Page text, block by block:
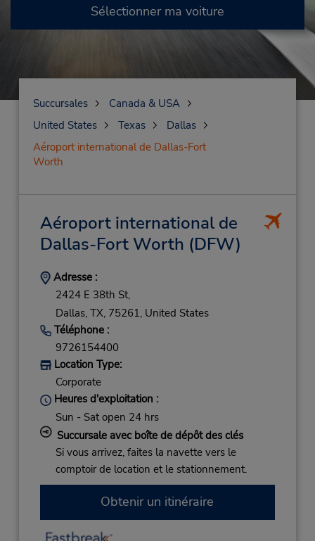
Sélectionner ma voiture
Succursales
Canada & USA
United States
Texas
Dallas
Aéroport international de Dallas-Fort
Worth
Aéroport international de
Dallas-Fort Worth (DFW)
Adresse :
2424 E 38th St,
Dallas, TX, 75261, United States
Téléphone :
9726154400
Location Type:
Corporate
Heures d'exploitation :
Sun - Sat open 24 hrs
Succursale avec boîte de dépôt des clés
Si vous arrivez, faites la navette vers le
comptoir de location et le stationnement.
Obtenir un itinéraire